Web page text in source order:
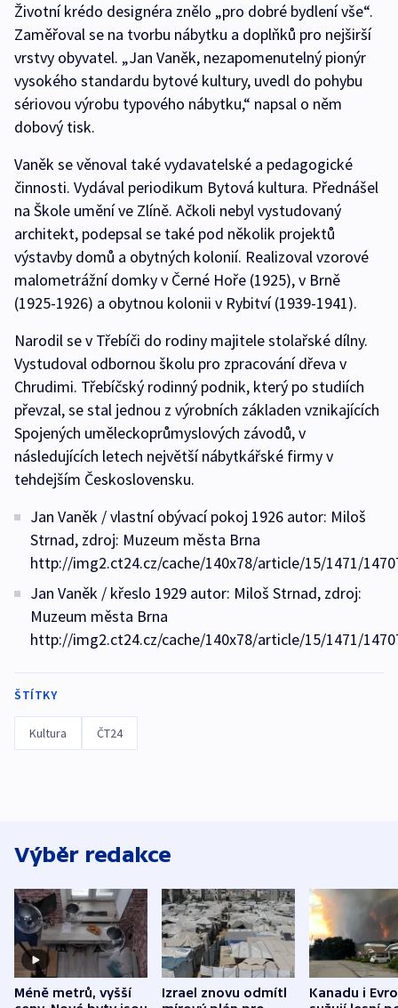
Životní krédo designéra znělo „pro dobré bydlení vše“.
Zaměřoval se na tvorbu nábytku a doplňků pro nejširší
vrstvy obyvatel. „Jan Vaněk, nezapomenutelný pionýr
vysokého standardu bytové kultury, uvedl do pohybu
sériovou výrobu typového nábytku,“ napsal o něm
dobový tisk.
Vaněk se věnoval také vydavatelské a pedagogické
činnosti. Vydával periodikum Bytová kultura. Přednášel
na Škole umění ve Zlíně. Ačkoli nebyl vystudovaný
architekt, podepsal se také pod několik projektů
výstavby domů a obytných kolonií. Realizoval vzorové
malometrážní domky v Černé Hoře (1925), v Brně
(1925-1926) a obytnou kolonii v Rybitví (1939-1941).
Narodil se v Třebíči do rodiny majitele stolařské dílny.
Vystudoval odbornou školu pro zpracování dřeva v
Chrudimi. Třebíčský rodinný podnik, který po studiích
převzal, se stal jednou z výrobních základen vznikajících
Spojených uměleckoprůmyslových závodů, v
následujících letech největší nábytkářské firmy v
tehdejším Československu.
Jan Vaněk / vlastní obývací pokoj 1926 autor: Miloš
Strnad, zdroj: Muzeum města Brna
http://img2.ct24.cz/cache/140x78/article/15/1471/
Jan Vaněk / křeslo 1929 autor: Miloš Strnad, zdroj:
Muzeum města Brna
http://img2.ct24.cz/cache/140x78/article/15/1471/
ŠTÍTKY
Kultura ČT24
Výběr redakce
Méně metrů, vyšší
Izrael znovu odmítl
Kanadu i